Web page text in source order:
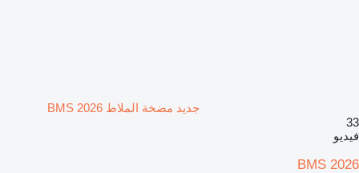
جديد مضخة الملاط BMS 2026
33
فيديو
BMS 2026